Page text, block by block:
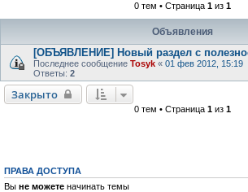
0 тем • Страница 1из 1
Объявления
[ОБЪЯВЛЕНИЕ] Новый раздел с
Последнее сообщение Tosyk « 01 фев 2012, 15:19
Ответы: 2
Закрыто
0 тем • Страница 1из 1
ПРАВА ДОСТУПА
Вы не можете начинать темы